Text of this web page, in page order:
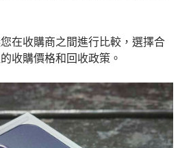
在收購商之間進行比較，選擇合
收購價格和回收政策。